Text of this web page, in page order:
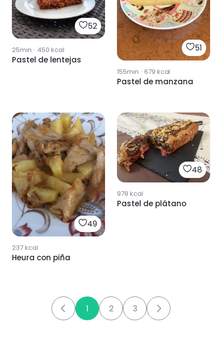
52
25min · 450 kcal
Pastel de lentejas
51
155min · 679 kcal
Pastel de manzana
49
237kcal
Heura con piña
48
978 kcal
Pastel de plátano
1 2 3